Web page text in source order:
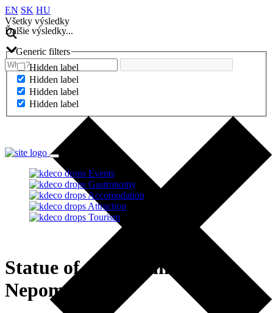
EN SK HU
Všetky výsledky
Ďalšie výsledky...
Generic filters
Hidden label
Hidden label
Hidden label
Hidden label
Ďalšie výsledky...
Events
Gastronomy
Accomodation
Attraction
Tourism
Statue of Saint John of
Nepomuk